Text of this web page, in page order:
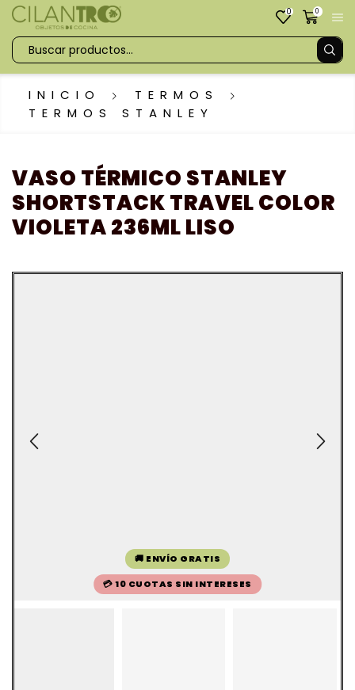
0 0
INICIO
TERMOS
TERMOS STANLEY
VASO TÉRMICO STANLEY
SHORTSTACK TRAVEL COLOR
VIOLETA 236ML LISO
🚚 ENVÍO GRATIS
💳 10 CUOTAS SIN INTERESES